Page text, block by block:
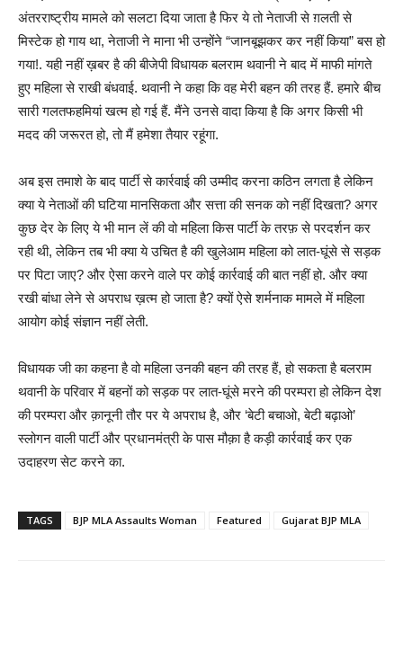
अंतरराष्ट्रीय मामले को सलटा दिया जाता है फिर ये तो नेताजी से ग़लती से
मिस्टेक हो गाय था, नेताजी ने माना भी उन्होंने “जानबूझकर कर नहीं किया” बस हो
गया!. यही नहीं ख़बर है की बीजेपी विधायक बलराम थवानी ने बाद में माफी मांगते
हुए महिला से राखी बंधवाई. थवानी ने कहा कि वह मेरी बहन की तरह हैं. हमारे बीच
सारी गलतफहमियां खत्म हो गई हैं. मैंने उनसे वादा किया है कि अगर किसी भी
मदद की जरूरत हो, तो मैं हमेशा तैयार रहूंगा.
अब इस तमाशे के बाद पार्टी से कार्रवाई की उम्मीद करना कठिन लगता है लेकिन
क्या ये नेताओं की घटिया मानसिकता और सत्ता की सनक को नहीं दिखता? अगर
कुछ देर के लिए ये भी मान लें की वो महिला किस पार्टी के तरफ़ से परदर्शन कर
रही थी, लेकिन तब भी क्या ये उचित है की खुलेआम महिला को लात-घूंसे से सड़क
पर पिटा जाए? और ऐसा करने वाले पर कोई कार्रवाई की बात नहीं हो. और क्या
रखी बांधा लेने से अपराध ख़त्म हो जाता है? क्यों ऐसे शर्मनाक मामले में महिला
आयोग कोई संज्ञान नहीं लेती.
विधायक जी का कहना है वो महिला उनकी बहन की तरह हैं, हो सकता है बलराम
थवानी के परिवार में बहनों को सड़क पर लात-घूंसे मरने की परम्परा हो लेकिन देश
की परम्परा और क़ानूनी तौर पर ये अपराध है, और ‘बेटी बचाओ, बेटी बढ़ाओ’
स्लोगन वाली पार्टी और प्रधानमंत्री के पास मौक़ा है कड़ी कार्रवाई कर एक
उदाहरण सेट करने का.
TAGS BJP MLA Assaults Woman Featured Gujarat BJP MLA